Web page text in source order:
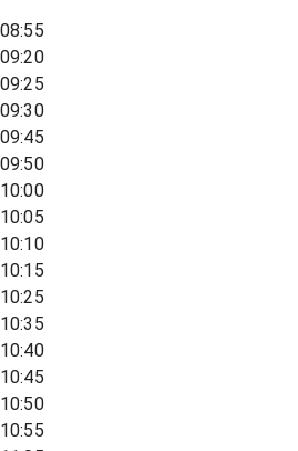
08:55
09:20
09:25
09:30
09:45
09:50
10:00
10:05
10:10
10:15
10:25
10:35
10:40
10:45
10:50
10:55